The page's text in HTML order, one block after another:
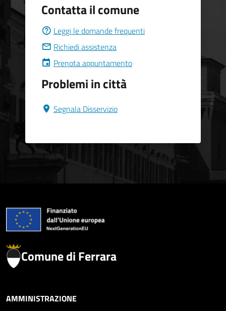
Contatta il comune
Leggi le domande frequenti
Richiedi assistenza
Prenota appuntamento
Problemi in città
Segnala Disservizio
Comune di Ferrara
AMMINISTRAZIONE